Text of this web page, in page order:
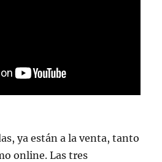
ya están a la venta, tanto
online. Las tres